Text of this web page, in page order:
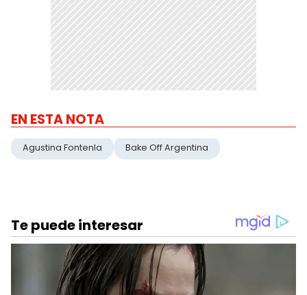
EN ESTA NOTA
Agustina Fontenla Bake Off Argentina